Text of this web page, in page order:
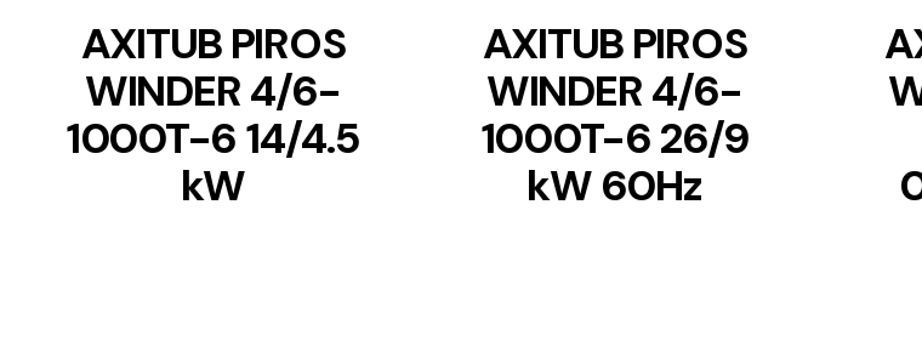
AXITUB PIROS
WINDER 4/6-
1000T-6 14/4.5
kW
AXITUB PIROS
WINDER 4/6-
1000T-6 26/9
kW 60Hz